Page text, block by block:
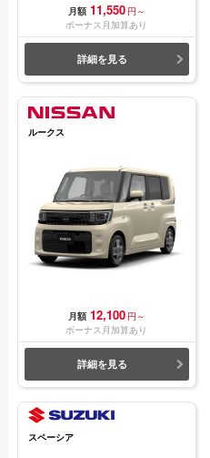
月額 11,550 円～
ボーナス月加算あり
詳細を見る
ルークス
月額 12,100 円～
ボーナス月加算あり
詳細を見る
スペーシア